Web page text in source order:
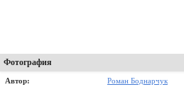
Фотография
Автор: Роман Боднарчук